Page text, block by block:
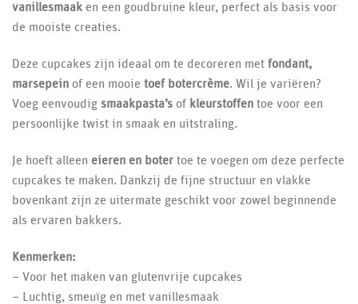
vanillesmaak en een goudbruine kleur, perfect als basis voor
de mooiste creaties.
Deze cupcakes zijn ideaal om te decoreren met fondant,
marsepein of een mooie toef botercrème. Wil je variëren?
Voeg eenvoudig smaakpasta’s of kleurstoffen toe voor een
persoonlijke twist in smaak en uitstraling.
Je hoeft alleen eieren en boter toe te voegen om deze perfecte
cupcakes te maken. Dankzij de fijne structuur en vlakke
bovenkant zijn ze uitermate geschikt voor zowel beginnende
als ervaren bakkers.
Kenmerken:
– Voor het maken van glutenvrije cupcakes
– Luchtig, smeuïg en met vanillesmaak